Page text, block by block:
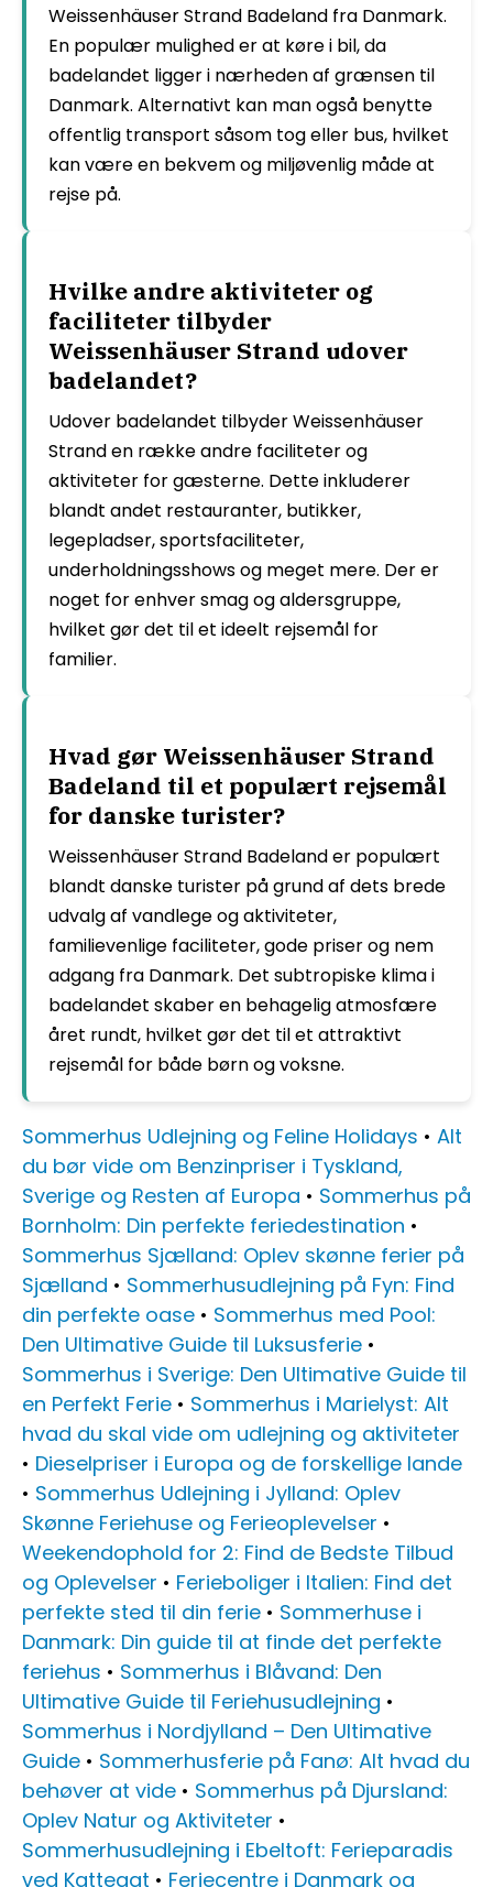
Weissenhäuser Strand Badeland fra Danmark.
En populær mulighed er at køre i bil, da
badelandet ligger i nærheden af grænsen til
Danmark. Alternativt kan man også benytte
offentlig transport såsom tog eller bus, hvilket
kan være en bekvem og miljøvenlig måde at
rejse på.
Hvilke andre aktiviteter og
faciliteter tilbyder
Weissenhäuser Strand udover
badelandet?
Udover badelandet tilbyder Weissenhäuser
Strand en række andre faciliteter og
aktiviteter for gæsterne. Dette inkluderer
blandt andet restauranter, butikker,
legepladser, sportsfaciliteter,
underholdningsshows og meget mere. Der er
noget for enhver smag og aldersgruppe,
hvilket gør det til et ideelt rejsemål for
familier.
Hvad gør Weissenhäuser Strand
Badeland til et populært rejsemål
for danske turister?
Weissenhäuser Strand Badeland er populært
blandt danske turister på grund af dets brede
udvalg af vandlege og aktiviteter,
familievenlige faciliteter, gode priser og nem
adgang fra Danmark. Det subtropiske klima i
badelandet skaber en behagelig atmosfære
året rundt, hvilket gør det til et attraktivt
rejsemål for både børn og voksne.
Sommerhus Udlejning og Feline Holidays • Alt
du bør vide om Benzinpriser i Tyskland,
Sverige og Resten af Europa • Sommerhus på
Bornholm: Din perfekte feriedestination •
Sommerhus Sjælland: Oplev skønne ferier på
Sjælland • Sommerhusudlejning på Fyn: Find
din perfekte oase • Sommerhus med Pool:
Den Ultimative Guide til Luksusferie •
Sommerhus i Sverige: Den Ultimative Guide til
en Perfekt Ferie • Sommerhus i Marielyst: Alt
hvad du skal vide om udlejning og aktiviteter
• Dieselpriser i Europa og de forskellige lande
• Sommerhus Udlejning i Jylland: Oplev
Skønne Feriehuse og Ferieoplevelser •
Weekendophold for 2: Find de Bedste Tilbud
og Oplevelser • Ferieboliger i Italien: Find det
perfekte sted til din ferie • Sommerhuse i
Danmark: Din guide til at finde det perfekte
feriehus • Sommerhus i Blåvand: Den
Ultimative Guide til Feriehusudlejning •
Sommerhus i Nordjylland – Den Ultimative
Guide • Sommerhusferie på Fanø: Alt hvad du
behøver at vide • Sommerhus på Djursland:
Oplev Natur og Aktiviteter •
Sommerhusudlejning i Ebeltoft: Ferieparadis
ved Kattegat • Feriecentre i Danmark og